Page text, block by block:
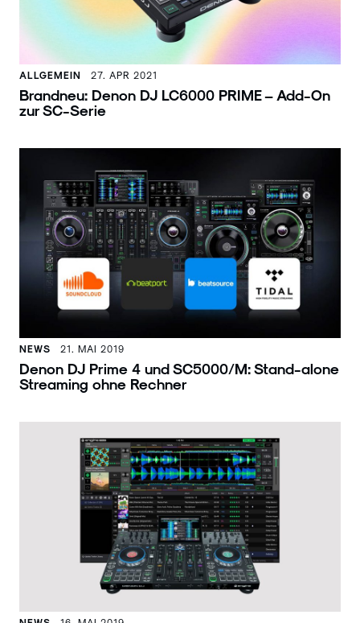
ALLGEMEIN 27. APR 2021
Brandneu: Denon DJ LC6000 PRIME – Add-On
zur SC-Serie
NEWS 21. MAI 2019
Denon DJ Prime 4 und SC5000/M: Stand-alone
Streaming ohne Rechner